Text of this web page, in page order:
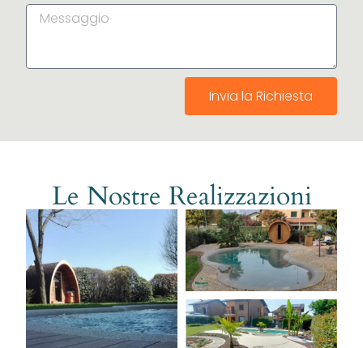
Invia la Richiesta
Le Nostre Realizzazioni